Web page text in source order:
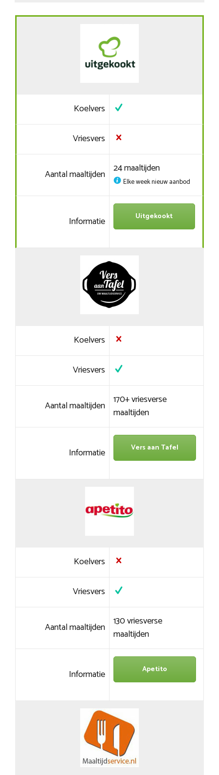
Koelvers
Vriesvers
Aantal maaltijden 24 maaltijden
Elke week nieuw aanbod
Informatie Uitgekookt
Koelvers
Vriesvers
Aantal maaltijden 170+ vriesverse
maaltijden
Informatie Vers aan Tafel
Koelvers
Vriesvers
Aantal maaltijden 130 vriesverse
maaltijden
Informatie Apetito